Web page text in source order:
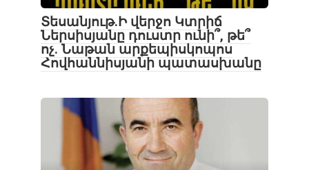
Տեսանյութ․Ի վերջո Կտրիճ
Ներսիսյանը դուստր ունի՞, թե՞
ոչ. Նաթան արքեպիսկոպոս
Հովհաննիսյանի պատասխանը